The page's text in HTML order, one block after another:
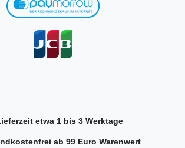
etwa 1 bis 3 Werktage
ab 99 Euro Warenwert